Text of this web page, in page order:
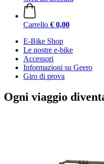
Carrello € 0,00
E-Bike Shop
Le nostre e-bike
Accessori
Informazioni su Geero
Giro di prova
Ogni viaggio